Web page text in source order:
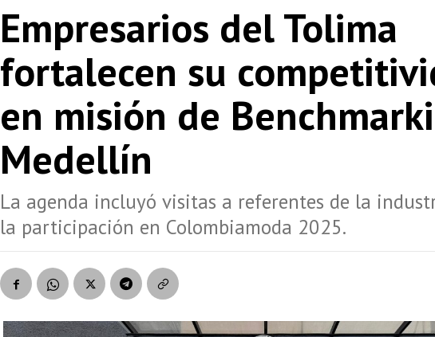
Empresarios del Tolima
fortalecen su
en misión de
Medellín
La agenda incluyó visitas a referentes de la
la participación en Colombiamoda 2025.